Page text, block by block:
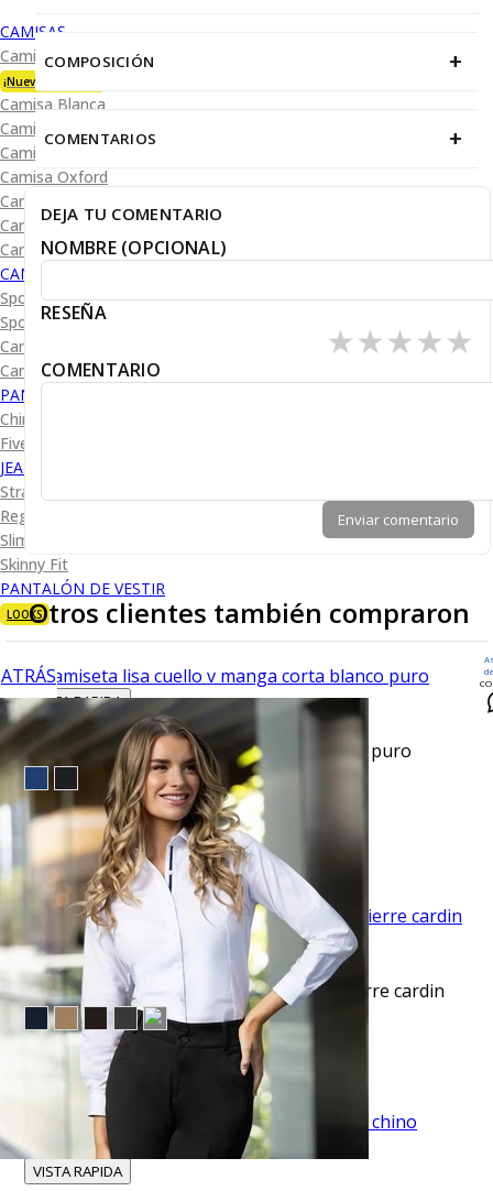
CAMISAS
Camisa Premium Bambú
¡Nueva Colección!
Camisa Blanca
Camisa Performance
Camisa Piqué
Camisa Oxford
Camisa Lisa y Textura
Camisa Diseño
Camisa Cuadro y Raya
CAMISA SPORT
Sport Lisas
Sport Diseño
Camiseta Lisa
Camiseta Diseño
PANTALÓN CASUAL
Chino
Five Pocket
JEANS
Straight Fit
Regular Fit
Slim Fit
Skinny Fit
PANTALÓN DE VESTIR
LOOKS
ATRÁS
COMPOSICIÓN +
COMENTARIOS +
DEJA TU COMENTARIO
NOMBRE (OPCIONAL)
RESEÑA
★
★
★
★
★
COMENTARIO
Enviar comentario
Otros clientes también compraron
VISTA RAPIDA
Camiseta lisa cuello v manga corta blanco puro
$10.99
EVENTO ESPECIAL
VISTA RAPIDA
Pantalón vestir slim fit advance negro pierre cardin
$45.50
TU TERCERA PRENDA GRATIS
VISTA RAPIDA
de